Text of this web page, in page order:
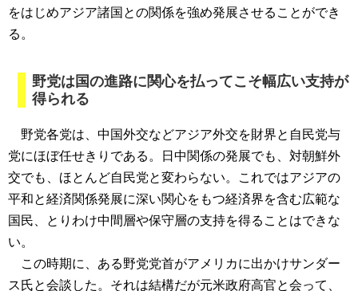
をはじめアジア諸国との関係を強め発展させることができ
る。
野党は国の進路に関心を払ってこそ幅広い支持が
得られる
野党各党は、中国外交などアジア外交を財界と自民党与
党にほぼ任せきりである。日中関係の発展でも、対朝鮮外
交でも、ほとんど自民党と変わらない。これではアジアの
平和と経済関係発展に深い関心をもつ経済界を含む広範な
国民、とりわけ中間層や保守層の支持を得ることはできな
い。
この時期に、ある野党党首がアメリカに出かけサンダー
ス氏と会談した。それは結構だが元米政府高官と会って、